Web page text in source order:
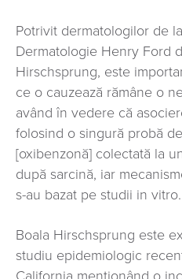
Potrivit dermatologilor de
Dermatologie Henry Ford
Hirschsprung, este
ce o cauzează rămâne o
având în vedere că
folosind o singură probă
[oxibenzonă] colectată la
după sarcină, iar
s-au bazat pe studii in vitro.
Boala Hirschsprung este
studiu epidemiologic